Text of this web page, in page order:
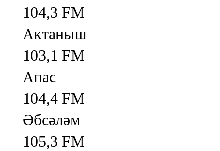
104,3 FM
Актаныш
103,1 FM
Апас
104,4 FM
Әбсәләм
105,3 FM